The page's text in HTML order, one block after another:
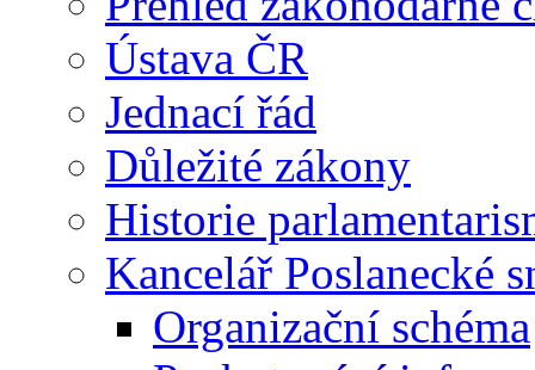
Ústava ČR
Jednací řád
Důležité zákony
Historie
Kancelář Poslanecké
Organizační schéma